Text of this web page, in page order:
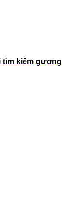
tìm kiếm gương